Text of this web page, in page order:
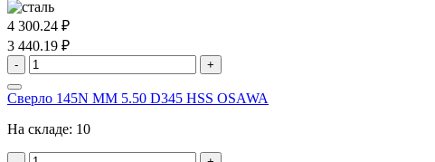
4 300.24 ₽
3 440.19 ₽
- +
Сверло 145N MM 5.50 D345 HSS OSAWA
На складе: 10